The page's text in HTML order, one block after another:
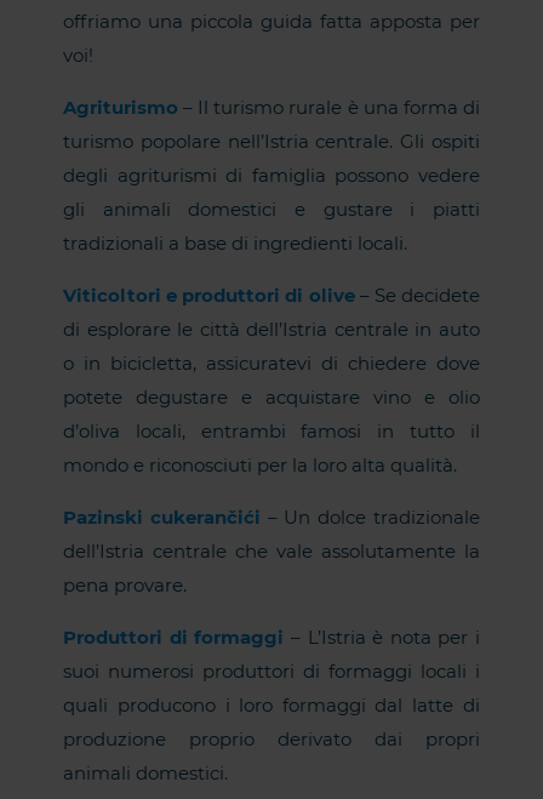
offriamo una piccola guida fatta apposta per
voi!
Agriturismo – Il turismo rurale è una forma di
turismo popolare nell’Istria centrale. Gli ospiti
degli agriturismi di famiglia possono vedere
gli animali domestici e gustare i piatti
tradizionali a base di ingredienti locali.
Viticoltori e produttori di olive– Se decidete
di esplorare le città dell’Istria centrale in auto
o in bicicletta, assicuratevi di chiedere dove
potete degustare e acquistare vino e olio
d’oliva locali, entrambi famosi in tutto il
mondo e riconosciuti per la loro alta qualità.
Pazinski cukerančići – Un dolce tradizionale
dell’Istria centrale che vale assolutamente la
pena provare.
Produttori di formaggi – L’Istria è nota per i
suoi numerosi produttori di formaggi locali i
quali producono i loro formaggi dal latte di
produzione proprio derivato dai propri
animali domestici.